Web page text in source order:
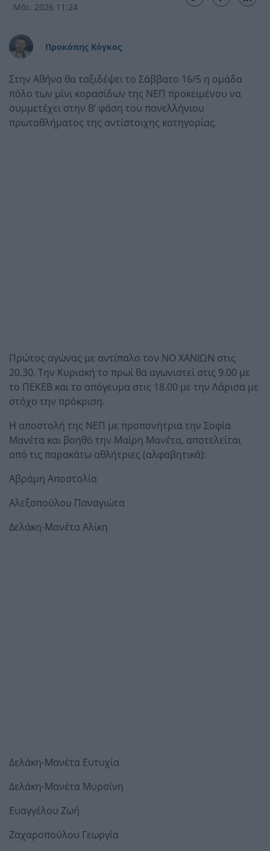
Μάι. 2026 11:24
Προκόπης Κόγκος
Στην Αθήνα θα ταξιδέψει το Σάββατο 16/5 η ομάδα
πόλο των μίνι κορασίδων της ΝΕΠ προκειμένου να
συμμετέχει στην Β’ φάση του πανελλήνιου
πρωταθλήματος της αντίστοιχης κατηγορίας.
Πρώτος αγώνας με αντίπαλο τον ΝΟ ΧΑΝΙΩΝ στις
20.30. Την Κυριακή το πρωί θα αγωνιστεί στις 9.00 με
το ΠΕΚΕΒ και το απόγευμα στις 18.00 με την Λάρισα με
στόχο την πρόκριση.
Η αποστολή της ΝΕΠ με προπονήτρια την Σοφία
Μανέτα και βοηθό την Μαίρη Μανέτα, αποτελείται
από τις παρακάτω αθλήτριες (αλφαβητικά):
Αβράμη Αποστολία
Αλεξοπούλου Παναγιώτα
Δελάκη-Μανέτα Αλίκη
Δελάκη-Μανέτα Ευτυχία
Δελάκη-Μανέτα Μυρσίνη
Ευαγγέλου Ζωή
Ζαχαροπούλου Γεωργία